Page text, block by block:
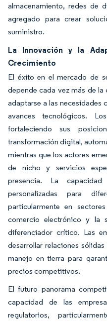
almacenamiento, redes de
agregado para crear
suministro.
La Innovación y la
Crecimiento
El éxito en el mercado de
depende cada vez más de
adaptarse a las necesidades
avances tecnológicos.
fortaleciendo sus
transformación digital,
mientras que los actores
de nicho y servicios
presencia. La
personalizadas para
particularmente en
comercio electrónico y la
diferenciador crítico. Las
desarrollar relaciones
manejo en tierra para
precios competitivos.
El futuro panorama
capacidad de las
regulatorios,